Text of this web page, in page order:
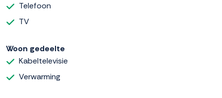
Telefoon
TV
Woon gedeelte
Kabeltelevisie
Verwarming